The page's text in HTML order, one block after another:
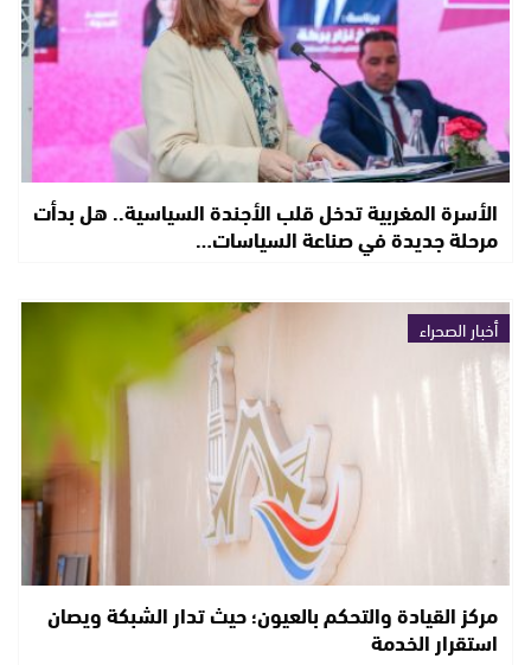
الأسرة المغربية تدخل قلب الأجندة السياسية.. هل بدأت
مرحلة جديدة في صناعة السياسات…
أخبار الصحراء
مركز القيادة والتحكم بالعيون؛ حيث تدار الشبكة ويصان
استقرار الخدمة